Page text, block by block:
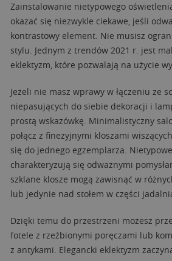
Zainstalowanie nietypowego
okazać się niezwykle ciekawe, jeśli
kontrastowy element. Nie musisz
stylu. Jednym z trendów 2021 r. jest
eklektyzm, które pozwalają na użycie
Jeżeli nie masz wprawy w łączeniu ze
niepasujących do siebie dekoracji i
prostą wskazówkę. Minimalistyczny
połącz z finezyjnymi kloszami
się do jednego egzemplarza.
charakteryzują się odważnymi
szklane klosze mogą zawisnąć w
lub jedynie nad stołem w części
Dzięki temu do przestrzeni możesz
fotele z rzeźbionymi poręczami lub
z antykami. Elegancki eklektyzm